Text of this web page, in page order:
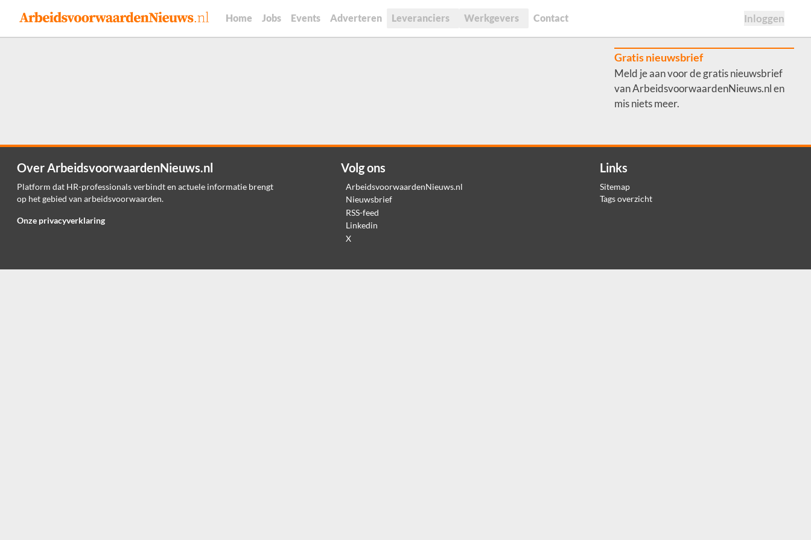
Home Jobs Events Adverteren Leveranciers Werkgevers Contact Inloggen
Gratis nieuwsbrief
Meld je aan voor de gratis nieuwsbrief
van ArbeidsvoorwaardenNieuws.nl en
mis niets meer.
Over ArbeidsvoorwaardenNieuws.nl
Platform dat HR-professionals verbindt en actuele informatie brengt
op het gebied van arbeidsvoorwaarden.
Onze privacyverklaring
Volg ons
ArbeidsvoorwaardenNieuws.nl
Nieuwsbrief
RSS-feed
Linkedin
X
Links
Sitemap
Tags overzicht